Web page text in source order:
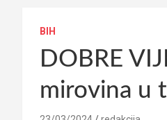
BIH
DOBRE
mirovina u